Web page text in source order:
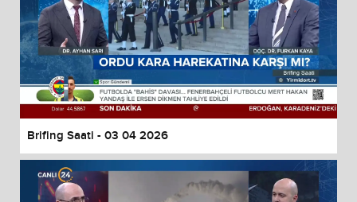
Brifing Saati - 03 04 2026